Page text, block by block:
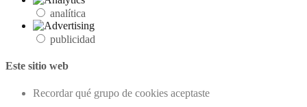
analítica
publicidad
Este sitio web
Recordar qué grupo de cookies aceptaste